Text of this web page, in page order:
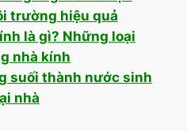
trường hiệu quả
là gì? Những loại
nhà kính
suối thành nước sinh
nhà